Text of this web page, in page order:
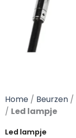
Home / Beurzen /
/ Led lampje
Led lampje